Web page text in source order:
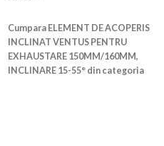
Cumpara ELEMENT DE ACOPERIS
INCLINAT VENTUS PENTRU
EXHAUSTARE 150MM/160MM,
INCLINARE 15-55° din categoria